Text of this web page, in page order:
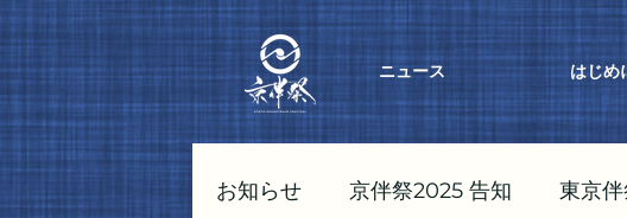
ニュース はじめ
お知らせ 京伴祭2025 告知 東京